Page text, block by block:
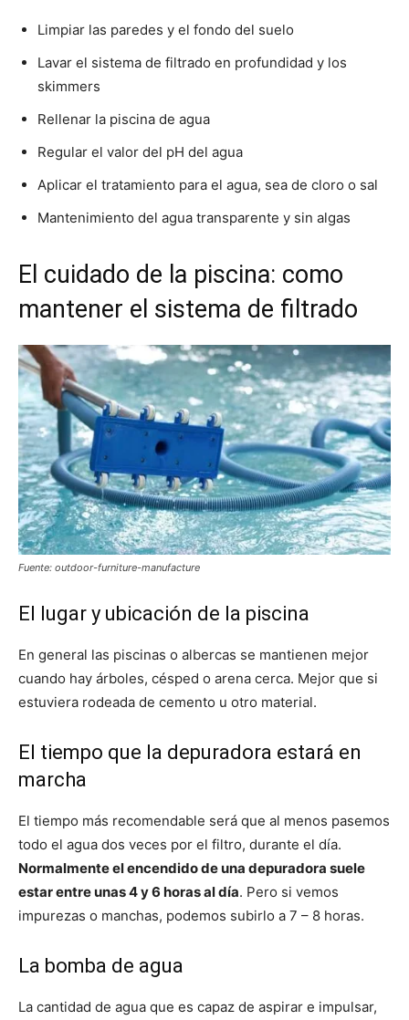
Limpiar las paredes y el fondo del suelo
Lavar el sistema de filtrado en profundidad y los
skimmers
Rellenar la piscina de agua
Regular el valor del pH del agua
Aplicar el tratamiento para el agua, sea de cloro o sal
Mantenimiento del agua transparente y sin algas
El cuidado de la piscina: como
mantener el sistema de filtrado
Fuente: outdoor-furniture-manufacture
El lugar y ubicación de la piscina
En general las piscinas o albercas se mantienen mejor
cuando hay árboles, césped o arena cerca. Mejor que si
estuviera rodeada de cemento u otro material.
El tiempo que la depuradora estará en
marcha
El tiempo más recomendable será que al menos pasemos
todo el agua dos veces por el filtro, durante el día.
Normalmente el encendido de una depuradora suele
estar entre unas 4 y 6 horas al día. Pero si vemos
impurezas o manchas, podemos subirlo a 7 – 8 horas.
La bomba de agua
La cantidad de agua que es capaz de aspirar e impulsar,